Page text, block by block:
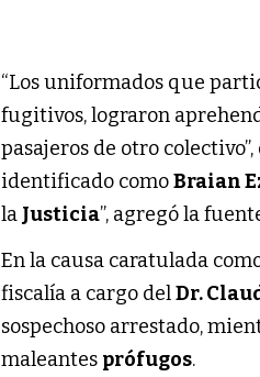
“Los uniformados que
fugitivos, lograron
pasajeros de otro
identificado comoBraian
la Justicia”, agregó la
En la causa caratulada
fiscalía a cargo delDr.
sospechoso arrestado,
maleantes prófugos.